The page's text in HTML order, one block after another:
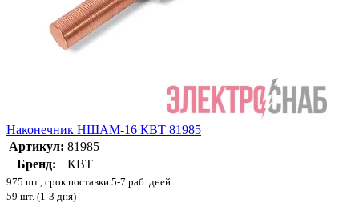
Наконечник НШАМ-16 КВТ 81985
Артикул: 81985
Бренд:
КВТ
975 шт., срок поставки 5-7 раб. дней
59 шт. (1-3 дня)